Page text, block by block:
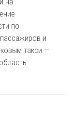
по
и
такси —